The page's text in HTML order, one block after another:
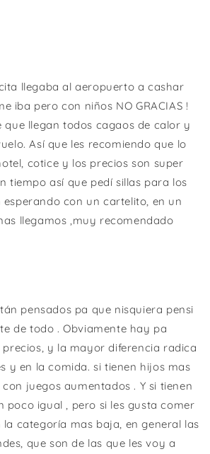
llegaba al aeropuerto a cashar
iba pero con niños NO GRACIAS !
que llegan todos cagaos de calor y
Así que les recomiendo que lo
cotice y los precios son super
tiempo así que pedí sillas para los
con un cartelito, en un
llegamos ,muy recomendado
pensados pa que nisquiera pensi
de todo . Obviamente hay pa
y la mayor diferencia radica
y en la comida. si tienen hijos mas
juegos aumentados . Y si tienen
poco igual , pero si les gusta comer
la categoría mas baja, en general las
que son de las que les voy a